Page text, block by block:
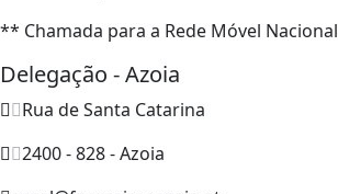
** Chamada para a Rede Móvel Nacional
Delegação - Azoia
Rua de Santa Catarina
2400 - 828 - Azoia